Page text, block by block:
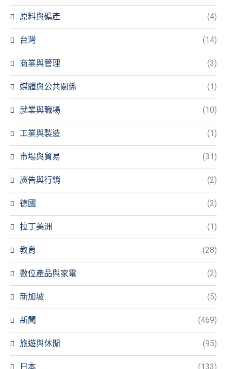
原料與礦產 (4)
台灣 (14)
商業與管理 (3)
媒體與公共關係 (1)
就業與職場 (10)
工業與製造 (1)
市場與貿易 (31)
廣告與行銷 (2)
德國 (2)
拉丁美洲 (1)
教育 (28)
數位產品與家電 (2)
新加坡 (5)
新聞 (469)
旅遊與休閒 (95)
日本 (133)